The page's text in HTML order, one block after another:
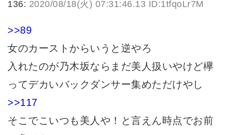
136: 2020/08/18(火) 07:31:46.13 ID:1tfqoLr7M
>>89
女のカーストからいうと逆やろ
入れたのが乃木坂ならまだ美人扱いやけど欅
ってデカいバックダンサー集めただけやし
>>117
そこでこいつも美人や！と言えん時点でお前